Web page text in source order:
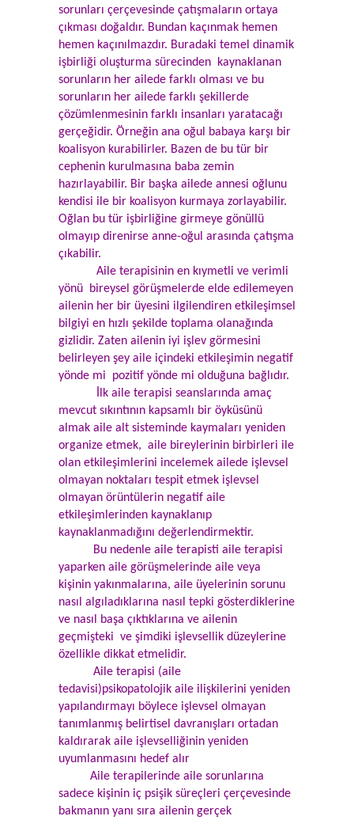
sorunları çerçevesinde çatışmaların ortaya
çıkması doğaldır. Bundan kaçınmak hemen
hemen kaçınılmazdır. Buradaki temel dinamik
işbirliği oluşturma sürecinden kaynaklanan
sorunların her ailede farklı olması ve bu
sorunların her ailede farklı şekillerde
çözümlenmesinin farklı insanları yaratacağı
gerçeğidir. Örneğin ana oğul babaya karşı bir
koalisyon kurabilirler. Bazen de bu tür bir
cephenin kurulmasına baba zemin
hazırlayabilir. Bir başka ailede annesi oğlunu
kendisi ile bir koalisyon kurmaya zorlayabilir.
Oğlan bu tür işbirliğine girmeye gönüllü
olmayıp direnirse anne-oğul arasında çatışma
çıkabilir.
Aile terapisinin en kıymetli ve verimli
yönü bireysel görüşmelerde elde edilemeyen
ailenin her bir üyesini ilgilendiren etkileşimsel
bilgiyi en hızlı şekilde toplama olanağında
gizlidir. Zaten ailenin iyi işlev görmesini
belirleyen şey aile içindeki etkileşimin negatif
yönde mi pozitif yönde mi olduğuna bağlıdır.
İlk aile terapisi seanslarında amaç
mevcut sıkıntının kapsamlı bir öyküsünü
almak aile alt sisteminde kaymaları yeniden
organize etmek, aile bireylerinin birbirleri ile
olan etkileşimlerini incelemek ailede işlevsel
olmayan noktaları tespit etmek işlevsel
olmayan örüntülerin negatif aile
etkileşimlerinden kaynaklanıp
kaynaklanmadığını değerlendirmektir.
Bu nedenle aile terapisti aile terapisi
yaparken aile görüşmelerinde aile veya
kişinin yakınmalarına, aile üyelerinin sorunu
nasıl algıladıklarına nasıl tepki gösterdiklerine
ve nasıl başa çıktıklarına ve ailenin
geçmişteki ve şimdiki işlevsellik düzeylerine
özellikle dikkat etmelidir.
Aile terapisi (aile
tedavisi)psikopatolojik aile ilişkilerini yeniden
yapılandırmayı böylece işlevsel olmayan
tanımlanmış belirtisel davranışları ortadan
kaldırarak aile işlevselliğinin yeniden
uyumlanmasını hedef alır
Aile terapilerinde aile sorunlarına
sadece kişinin iç psişik süreçleri çerçevesinde
bakmanın yanı sıra ailenin gerçek